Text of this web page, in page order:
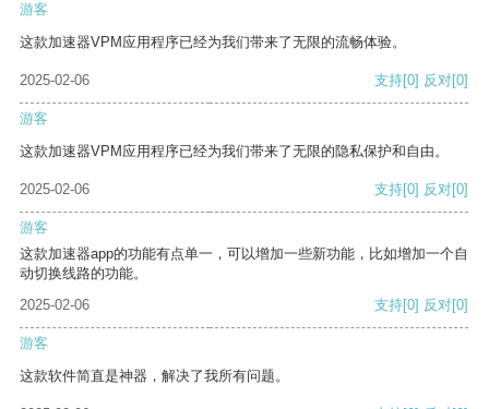
游客
这款加速器VPM应用程序已经为我们带来了无限的流畅体验。
2025-02-06 支持[0] 反对[0]
游客
这款加速器VPM应用程序已经为我们带来了无限的隐私保护和自由。
2025-02-06 支持[0] 反对[0]
游客
这款加速器app的功能有点单一，可以增加一些新功能，比如增加一个自
动切换线路的功能。
2025-02-06
支持[0] 反对[0]
游客
这款软件简直是神器，解决了我所有问题。